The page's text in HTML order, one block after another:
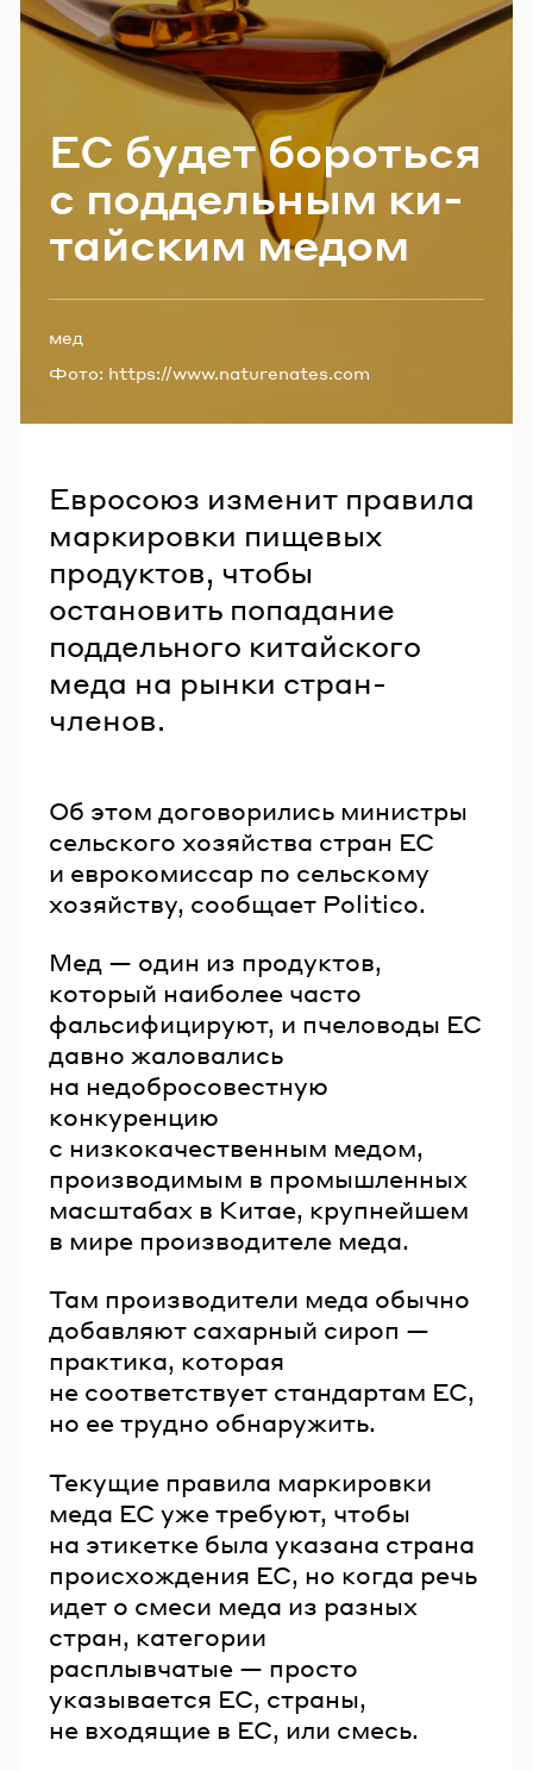
ЕС будет бо­роть­ся
с под­дель­ным ки­
тай­ским медом
Теги:
мед
Фото: https://www.naturenates.com
Евросоюз изменит правила
маркировки пищевых
продуктов, чтобы
остановить попадание
поддельного китайского
меда на рынки стран-
членов.
Об этом договорились министры
сельского хозяйства стран ЕС
и еврокомиссар по сельскому
хозяйству, сообщает Politico.
Мед — один из продуктов,
который наиболее часто
фальсифицируют, и пчеловоды ЕС
давно жаловались
на недобросовестную
конкуренцию
с низкокачественным медом,
производимым в промышленных
масштабах в Китае, крупнейшем
в мире производителе меда.
Там производители меда обычно
добавляют сахарный сироп —
практика, которая
не соответствует стандартам ЕС,
но ее трудно обнаружить.
Текущие правила маркировки
меда ЕС уже требуют, чтобы
на этикетке была указана страна
происхождения ЕС, но когда речь
идет о смеси меда из разных
стран, категории
расплывчатые — просто
указывается ЕС, страны,
не входящие в ЕС, или смесь.
Email
Пароль
Забыли пароль?